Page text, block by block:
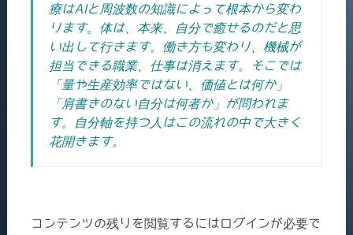
療はAIと周波数の知識によって根本から変わ
ります。体は、本来、自分で癒せるのだと思
い出して行きます。 働き方も変わり、機械が
担当できる職業、仕事は消えます。そこでは
「量や生産効率ではない、価値とは何か」
「肩書きのない自分は何者か」が問われま
す。自分軸を持つ人はこの流れの中で大きく
花開きます。
コンテンツの残りを閲覧するにはログインが必要で